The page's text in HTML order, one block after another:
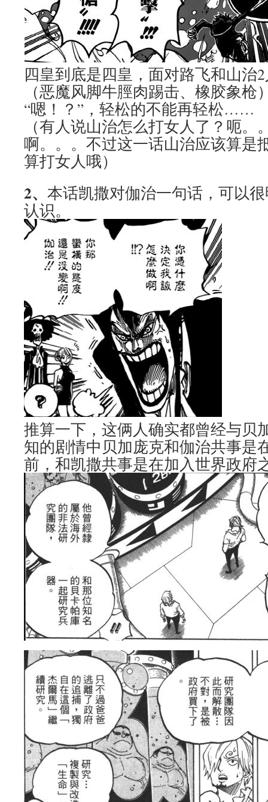
四皇到底是四皇，面对路飞和山治
（恶魔风脚牛脛肉踢击、橡胶象枪
“嗯！？”，轻松的不能再轻松……
（有人说山治怎么打女人了？呃。
啊。。。不过这一话山治应该算是
算打女人哦）
2、 本话凯撒对伽治一句话，可以
认识。
推算一下，这俩人确实都曾经与贝
知的剧情中贝加庞克和伽治共事是
前，和凯撒共事是在加入世界政府